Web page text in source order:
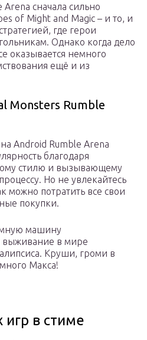
сначала сильно
of Might and Magic – и то, и
где герои
Однако когда дело
оказывается немного
ещё и из
Monsters Rumble
Android Rumble Arena
благодаря
стилю и вызывающему
Но не увлекайтесь
можно потратить все свои
покупки.
машину
выживание в мире
Круши, громи в
Макса!
игр в стиме